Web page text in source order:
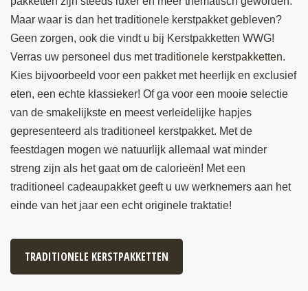
Maar waar is dan het traditionele kerstpakket gebleven?
Geen zorgen, ook die vindt u bij Kerstpakketten WWG!
Verras uw personeel dus mettraditionele kerstpakketten.
Kies bijvoorbeeld voor een pakket met heerlijk en exclusief
eten, een echte klassieker! Of ga voor een mooie selectie
van de smakelijkste en meest verleidelijke hapjes
gepresenteerd als traditioneel kerstpakket. Met de
feestdagen mogen we natuurlijk allemaal wat minder
streng zijn als het gaat om de calorieën! Met een
traditioneel cadeaupakket geeft u uw werknemers aan het
einde van het jaar een echt originele traktatie!
TRADITIONELE KERSTPAKKETTEN